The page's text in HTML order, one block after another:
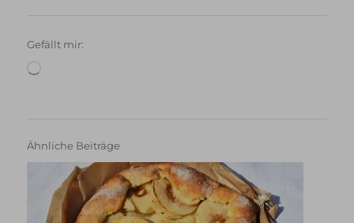
Gefällt mir:
Ähnliche Beiträge